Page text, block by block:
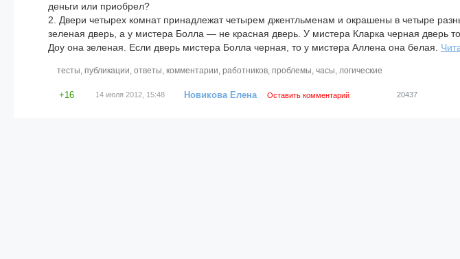
деньги или приобрел?
2. Двери четырех комнат принадлежат четырем джентльменам и окрашены в четыре
зеленая дверь, а у мистера Болла — не красная дверь. У мистера Кларка черная дверь
Доу она зеленая. Если дверь мистера Болла черная, то у мистера Аллена она белая.
тесты, публикации, ответы, комментарии, работников, проблемы, часы, логические
+16 14 июля 2012, 15:48 Новикова Елена Оставить комментарий 20437